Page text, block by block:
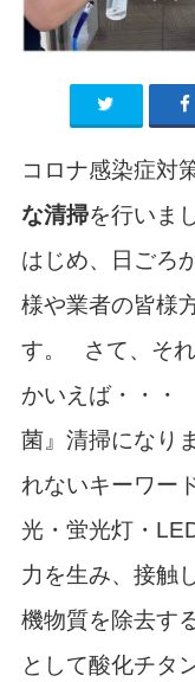
コロナ感染症対
な清掃を行いま
はじめ、日ごろ
様や業者の皆様
す。
さて、そ
かいえば・・・
菌』清掃になり
れないキーワー
光・蛍光灯・
力を生み、接触
機物質を除去す
として酸化チタ